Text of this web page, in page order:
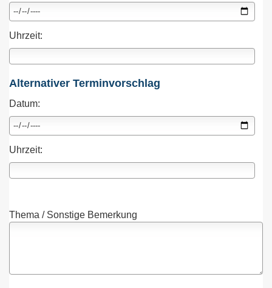
Uhrzeit:
Alternativer Terminvorschlag
Datum:
Uhrzeit:
Thema / Sonstige Bemerkung